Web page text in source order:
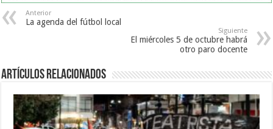
Anterior
La agenda del fútbol local
Siguiente
El miércoles 5 de octubre habrá
otro paro docente
Artículos Relacionados